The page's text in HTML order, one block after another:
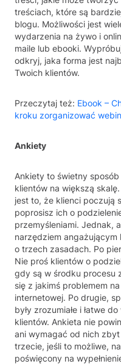
treściach, które są
blogu. Możliwości jest
wydarzenia na żywo i
maile lub ebooki.
odkryj, jaka forma jest
Twoich klientów.
Przeczytaj też: Ebook –
kroku zorganizować
Ankiety
Ankiety to świetny
klientów na większą
jest to, że klienci poczują
poprosisz ich o
przemyśleniami. Jednak,
narzędziem angażującym
o trzech zasadach. Po
Nie proś klientów o
gdy są w środku procesu
się z jakimś problemem
internetowej. Po drugie,
były zrozumiałe i łatwe
klientów. Ankieta nie
ani wymagać od nich
trzecie, jeśli to możliwe,
poświęcony na